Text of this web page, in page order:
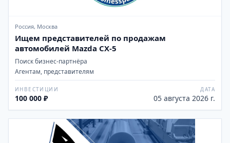
Россия, Москва
Ищем представителей по продажам
автомобилей Mazda CX-5
Поиск бизнес-партнёра
Агентам, представителям
ИНВЕСТИЦИИ
100 000 ₽
ДАТА
05 августа 2026 г.